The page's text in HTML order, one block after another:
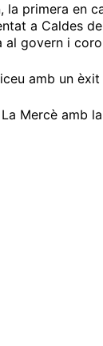
la primera en
a Caldes
govern i
amb un
Mercè amb